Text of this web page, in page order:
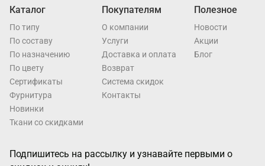
Каталог
По типу
По составу
По назначению
По цвету
Cертификаты
Фурнитура
Новинки
Ткани со скидками
Покупателям
О компании
Услуги
Доставка и оплата
Возврат
Система скидок
Контакты
Полезное
Новости
Акции
Блог
Подпишитесь на рассылку и узнавайте первыми о